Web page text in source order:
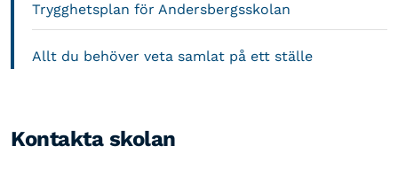
Trygghetsplan för Andersbergsskolan
Allt du behöver veta samlat på ett ställe
Kontakta skolan